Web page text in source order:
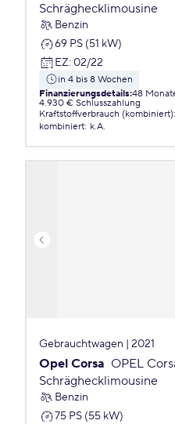
Schräghecklimousine
Benzin
69 PS (51 kW)
EZ: 02/22
in 4 bis 8 Wochen
Finanzierungsdetails:48
4.930 € Schlusszahlung
Kraftstoffverbrauch (kombiniert):
kombiniert: k.A.
Gebrauchtwagen | 2021
Opel Corsa OPEL
Schräghecklimousine
Benzin
75 PS (55 kW)